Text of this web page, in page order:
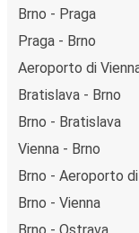
Brno - Praga
Praga - Brno
Aeroporto di
Bratislava - Brno
Brno - Bratislava
Vienna - Brno
Brno - Aeroporto
Brno - Vienna
Brno - Ostrava